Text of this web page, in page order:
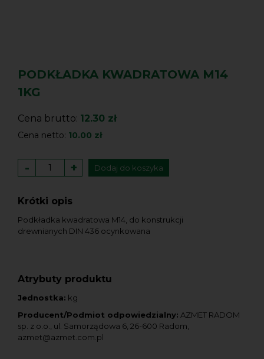
PODKŁADKA KWADRATOWA M14
1KG
Cena brutto: 12.30 zł
Cena netto: 10.00 zł
- + Dodaj do koszyka
Krótki opis
Podkładka kwadratowa M14, do konstrukcji
drewnianych DIN 436 ocynkowana
Atrybuty produktu
Jednostka: kg
Producent/Podmiot odpowiedzialny: AZMET RADOM
sp. z o.o., ul. Samorządowa 6, 26-600 Radom,
azmet@azmet.com.pl